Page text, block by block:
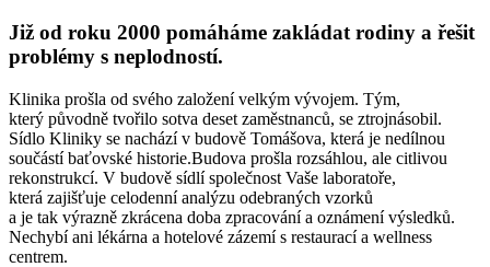
Již od roku 2000 pomáháme zakládat rodiny a řešit
problémy s neplodností.
Klinika prošla od svého založení velkým vývojem. Tým,
který původně tvořilo sotva deset zaměstnanců, se ztrojnásobil.
Sídlo Kliniky se nachází v budově Tomášova, která je nedílnou
součástí baťovské historie.Budova prošla rozsáhlou, ale citlivou
rekonstrukcí. V budově sídlí společnost Vaše laboratoře,
která zajišťuje celodenní analýzu odebraných vzorků
a je tak výrazně zkrácena doba zpracování a oznámení výsledků.
Nechybí ani lékárna a hotelové zázemí s restaurací a wellness
centrem.